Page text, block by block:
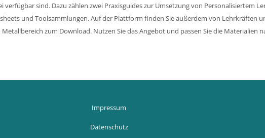
verfügbar sind. Dazu zählen zwei Praxisguides zur Umsetzung von Personalisiertem
und Toolsammlungen. Auf der Plattform finden Sie außerdem von Lehrkräften
zum Download. Nutzen Sie das Angebot und passen Sie die Materialien
Impressum
Datenschutz